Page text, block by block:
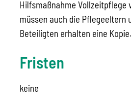
Hilfsmaßnahme Vollzeitpflege
müssen auch die Pflegeeltern
Beteiligten erhalten eine Kopie.
Fristen
keine